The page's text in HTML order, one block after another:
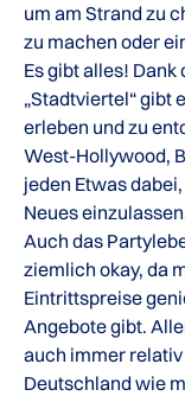
um am Strand zu
zu machen oder
Es gibt alles!
„Stadtviertel“ gibt
erleben und zu
West-Hollywood,
jeden Etwas
Neues
Auch das
ziemlich okay, da
Eintrittspreise
Angebote gibt.
auch immer
Deutschland wie